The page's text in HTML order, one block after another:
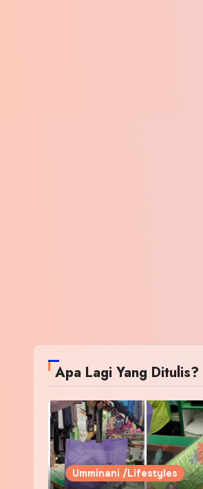
Apa Lagi Yang Ditulis?
Umminani /Lifestyles